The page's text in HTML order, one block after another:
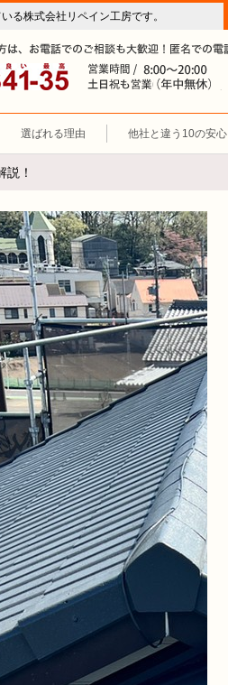
る株式会社リペイン工房です。
雨漏り修理・防水工事）
市、羽島郡。
0120-3341-35
選ばれる理由 他社と違う10の安心
説！